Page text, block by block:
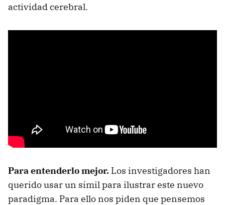
actividad cerebral.
Para entenderlo mejor. Los investigadores han
querido usar un símil para ilustrar este nuevo
paradigma. Para ello nos piden que pensemos